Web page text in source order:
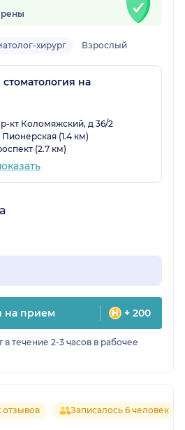
хирург Взрослый
на
кт Коломяжский, д 36/2
Пионерская (1.4 км)
(2.7 км)
на прием + 200
течение 2-3 часов в рабочее
отзывов Записалось 6 человек